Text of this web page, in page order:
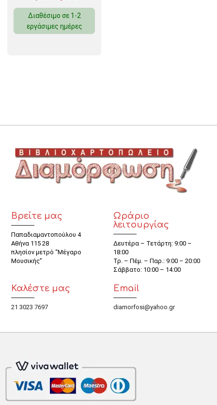
Διαθέσιμο σε 1-2
εργάσιμες ημέρες
Βρείτε μας
Παπαδιαμαντοπούλου 4
Αθήνα 115 28
πλησίον μετρό “Μέγαρο
Μουσικής”
Ωράριο
λειτουργίας
Δευτέρα – Τετάρτη: 9:00 –
18:00
Τρ. – Πέμ. – Παρ.: 9:00 – 20:00
Σάββατο: 10:00 – 14:00
Καλέστε μας
21 3023 7697
Email
diamorfosi@yahoo.gr